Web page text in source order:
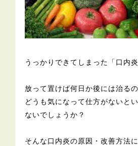
うっかりできてしまった「口内炎
放って置けば何日か後には治るの
どうも気になって仕方がないと
ないでしょうか？
そんな口内炎の原因・改善方法